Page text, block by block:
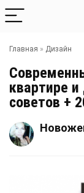
Главная » Дизайн
квартире
советов +